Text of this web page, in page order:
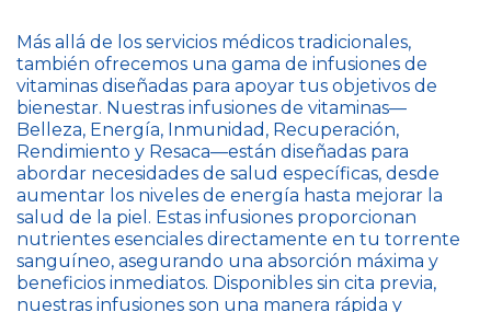
Más allá de los servicios médicos tradicionales,
también ofrecemos una gama de infusiones de
vitaminas diseñadas para apoyar tus objetivos de
bienestar. Nuestras infusiones de vitaminas—
Belleza, Energía, Inmunidad, Recuperación,
Rendimiento y Resaca—están diseñadas para
abordar necesidades de salud específicas, desde
aumentar los niveles de energía hasta mejorar la
salud de la piel. Estas infusiones proporcionan
nutrientes esenciales directamente en tu torrente
sanguíneo, asegurando una absorción máxima y
beneficios inmediatos. Disponibles sin cita previa,
nuestras infusiones son una manera rápida y